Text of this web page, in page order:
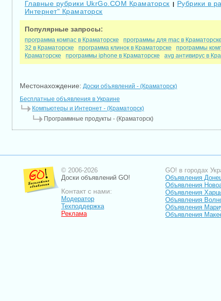
Главные рубрики UkrGo.COM Краматорск | Рубрики в
Интернет" Краматорск
Популярные запросы:
программа компас в Краматорске
программы для mac в
32 в Краматорске
программа клинок в Краматорске
программы
Краматорске
программы iphone в Краматорске avg антивирус в
Местонахождение: Доски объявлений - (Краматорск)
Бесплатные объявления в Украине
Компьютеры и Интернет - (Краматорск)
Программные продукты - (Краматорск)
© 2006-2026
Доски объявлений GO!
Контакт с нами:
Модератор
Техподдержка
Реклама
GO! в городах
Объявления
Объявления
Объявления
Объявления
Объявления
Объявления